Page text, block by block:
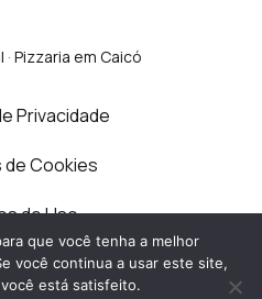
· Pizzaria em Caicó
Privacidade
de Cookies
de Uso
que você tenha a melhor
você continua a usar este site,
está satisfeito.